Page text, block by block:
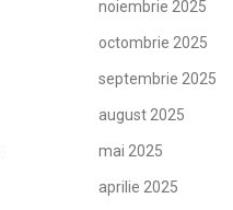
noiembrie 2025
octombrie 2025
septembrie 2025
august 2025
mai 2025
aprilie 2025